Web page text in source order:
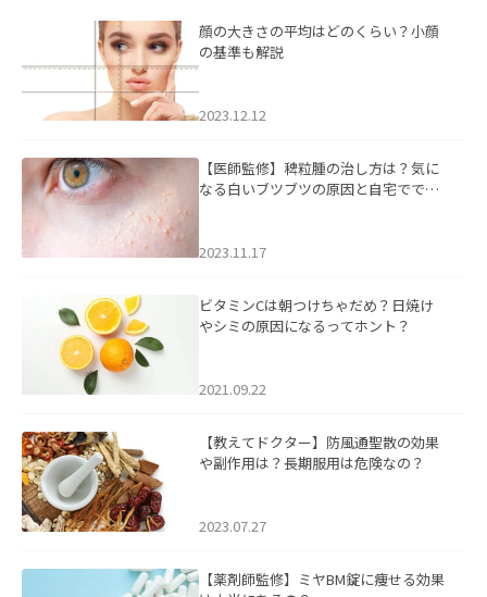
顔の大きさの平均はどのくらい？小顔
の基準も解説
2023.12.12
【医師監修】稗粒腫の治し方は？気に
なる白いブツブツの原因と自宅ででき
2023.11.17
ビタミンCは朝つけちゃだめ？日焼け
やシミの原因になるってホント？
2021.09.22
【教えてドクター】防風通聖散の効果
や副作用は？長期服用は危険なの？
2023.07.27
【薬剤師監修】ミヤBM錠に痩せる効果